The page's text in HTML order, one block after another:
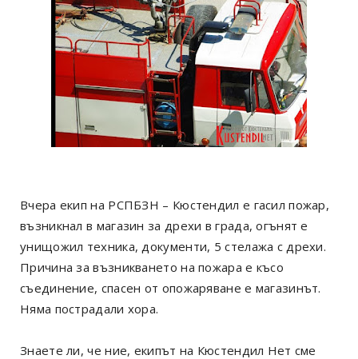
Вчера екип на РСПБЗН – Кюстендил е гасил пожар,
възникнал в магазин за дрехи в града, огънят е
унищожил техника, документи, 5 стелажа с дрехи.
Причина за възникването на пожара е късо
съединение, спасен от опожаряване е магазинът.
Няма пострадали хора.
Знаете ли, че ние, екипът на Кюстендил Нет сме